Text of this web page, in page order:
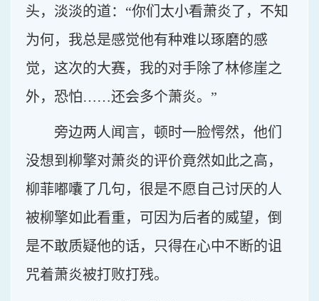
头，淡淡的道：“你们太小看萧炎了，不知
为何，我总是感觉他有种难以琢磨的感
觉，这次的大赛，我的对手除了林修崖之
外，恐怕……还会多个萧炎。”
旁边两人闻言，顿时一脸愕然，他们
没想到柳擎对萧炎的评价竟然如此之高，
柳菲嘟囔了几句，很是不愿自己讨厌的人
被柳擎如此看重，可因为后者的威望，倒
是不敢质疑他的话，只得在心中不断的诅
咒着萧炎被打败打残。